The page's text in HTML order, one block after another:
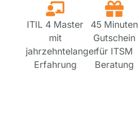
ITIL 4 Master
mit
jahrzehntelanger
Erfahrung
45 Minuten
Gutschein
für ITSM
Beratung